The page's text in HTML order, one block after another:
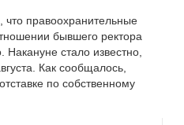
правоохранительные
бывшего ректора
Накануне стало известно,
Как сообщалось,
по собственному